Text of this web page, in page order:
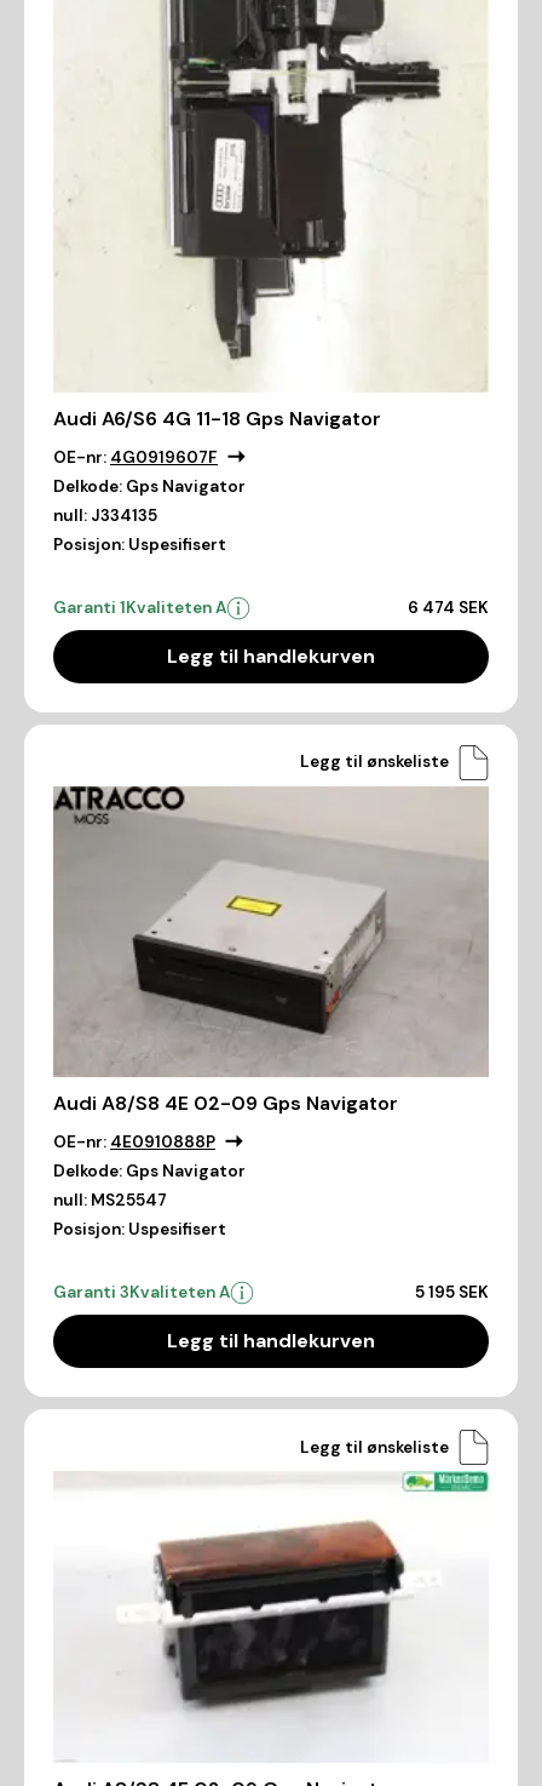
Audi A6/S6 4G 11-18 Gps Navigator
OE-nr: 4G0919607F
Delkode: Gps Navigator
null: J334135
Posisjon: Uspesifisert
Garanti 1Kvaliteten A 6 474 SEK
Legg til handlekurven
Legg til ønskeliste
Audi A8/S8 4E 02-09 Gps Navigator
OE-nr: 4E0910888P
Delkode: Gps Navigator
null: MS25547
Posisjon: Uspesifisert
Garanti 3Kvaliteten A 5 195 SEK
Legg til handlekurven
Legg til ønskeliste